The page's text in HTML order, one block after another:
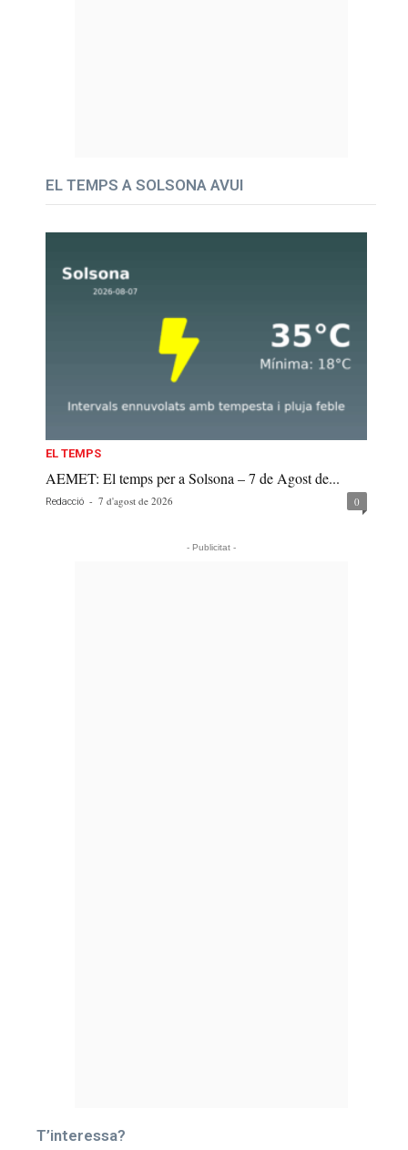
EL TEMPS A SOLSONA AVUI
EL TEMPS
AEMET: El temps per a Solsona – 7 de Agost de...
Redacció - 7 d'agost de 2026 0
- Publicitat -
T’interessa?